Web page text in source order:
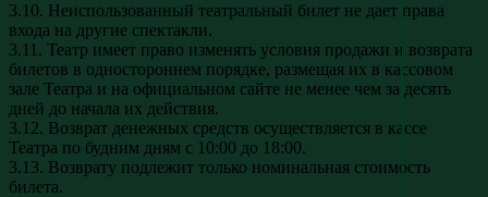
3.10. Неиспользованный театральный билет не дает права
входа на другие спектакли.
3.11. Театр имеет право изменять условия продажи и возврата
билетов в одностороннем порядке, размещая их в кассовом
зале Театра и на официальном сайте не менее чем за десять
дней до начала их действия.
3.12. Возврат денежных средств осуществляется в кассе
Театра по будним дням с 10:00 до 18:00.
3.13. Возврату подлежит только номинальная стоимость
билета.